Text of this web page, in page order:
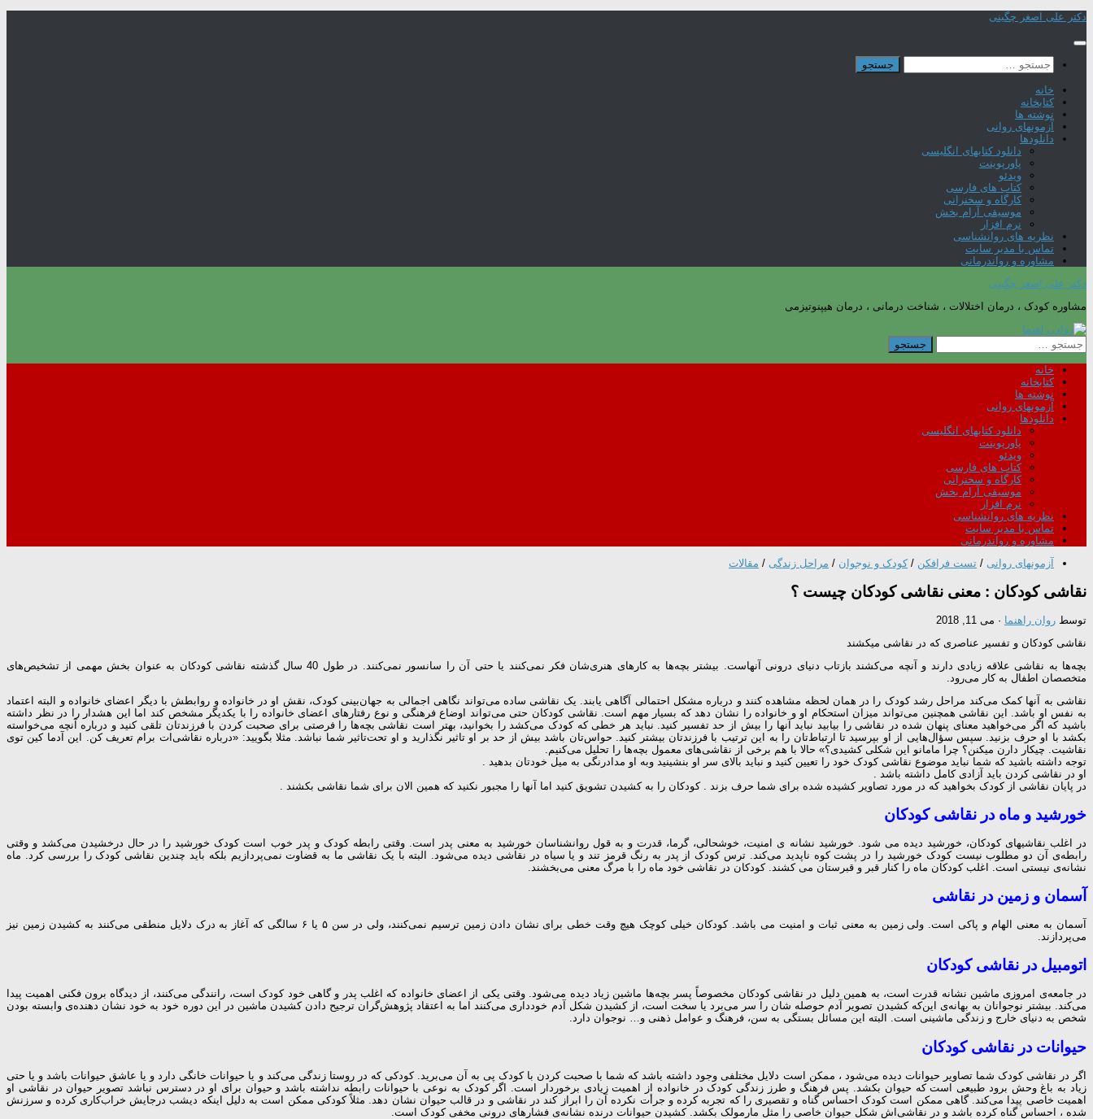
Skip
content
دکتر علی اصغر چگینی
جستجو
برای:
خانه
کتابخانه
نوشته ها
آزمونهای روانی
دانلودها
دانلود کتابهای انگلیسی
پاورپوینت
ویدئو
کتاب های فارسی
کارگاه و سخنرانی
موسیقی آرام بخش
نرم افزار
نظریه های روانشناسی
تماس با مدیر سایت
مشاوره و رواندرمانی
دکتر علی اصغر چگینی
مشاوره کودک ، درمان اختلالات ، شناخت درمانی ، درمان هیپنوتیزمی
جستجو
برای:
خانه
کتابخانه
نوشته ها
آزمونهای روانی
دانلودها
دانلود کتابهای انگلیسی
پاورپوینت
ویدئو
کتاب های فارسی
کارگاه و سخنرانی
موسیقی آرام بخش
نرم افزار
نظریه های روانشناسی
تماس با مدیر سایت
مشاوره و رواندرمانی
آزمونهای روانی / تست فرافکن / کودک و نوجوان / مراحل زندگی / مقالات
نقاشی کودکان : معنی نقاشی کودکان چیست ؟
توسط روان راهنما · می 11, 2018
نقاشی کودکان و تفسیر عناصری که در نقاشی میکشند
بچه‌ها به نقاشی علاقه زیادی دارند و آنچه می‌کشند بازتاب دنیای درونی آنهاست. بیشتر بچه‌ها به کارهای هنری‌شان فکر نمی‌کنند یا حتی آن را سانسور نمی‌کنند. در طول 40 سال گذشته نقاشی کودکان به عنوان بخش مهمی از تشخیص‌های
متخصصان اطفال به کار می‌رود.
نقاشی به آنها کمک می‌کند مراحل رشد کودک را در همان لحظه مشاهده کنند و درباره مشکل احتمالی آگاهی یابند. یک نقاشی ساده می‌تواند نگاهی اجمالی به جهان‌بینی کودک، نقش او در خانواده و روابطش با دیگر اعضای خانواده و البته اعتماد
به نفس او باشد. این نقاشی همچنین می‌تواند میزان استحکام او و خانواده را نشان دهد که بسیار مهم است. نقاشی کودکان حتی می‌تواند اوضاع فرهنگی و نوع رفتارهای اعضای خانواده را با یکدیگر مشخص کند اما این هشدار را در نظر داشته
باشید که اگر می‌خواهید معنای پنهان شده در نقاشی را بیابید نباید آنها را بیش از حد تفسیر کنید. نباید هر خطی که کودک می‌کشد را بخوانید، بهتر است نقاشی بچه‌ها را فرصتی برای صحبت کردن با فرزندتان تلقی کنید و درباره آنچه می‌خواسته
بکشد با او حرف بزنید. سپس سؤال‌هایی از او بپرسید تا ارتباط‌تان را به این ترتیب با فرزندتان بیشتر کنید. حواس‌تان باشد بیش از حد بر او تاثیر نگذارید و او تحت‌تاثیر شما نباشد. مثلا بگویید: «درباره نقاشی‌ات برام تعریف کن. این آدما کین توی
نقاشیت. چیکار دارن میکنن؟ چرا مامانو این شکلی کشیدی؟» حالا با هم برخی از نقاشی‌های معمول بچه‌ها را تحلیل می‌کنیم.
توجه داشته باشید که شما نباید موضوع نقاشی کودک خود را تعیین کنید و نباید بالای سر او بنشینید وبه او مدادرنگی به میل خودتان بدهید .
او در نقاشی کردن باید آزادی کامل داشته باشد .
در پایان نقاشی از کودک بخواهید که در مورد تصاویر کشیده شده برای شما حرف بزند . کودکان را به کشیدن تشویق کنید اما آنها را مجبور نکنید که همین الان برای شما نقاشی بکشند .
خورشید و ماه در نقاشی کودکان
در اغلب نقاشیهای کودکان، خورشید دیده می شود. خورشید نشانه ی امنیت، خوشحالی، گرما، قدرت و به قول روانشناسان خورشید به معنی پدر است. وقتی رابطه کودک و پدر خوب است کودک خورشید را در حال درخشیدن می‌کشد و وقتی
رابطه‌ی آن دو مطلوب نیست کودک خورشید را در پشت کوه ناپدید می‌کند. ترس کودک از پدر به رنگ قرمز تند و یا سیاه در نقاشی دیده می‌شود. البته با یک نقاشی ما به قضاوت نمی‌پردازیم بلکه باید چندین نقاشی کودک را بررسی کرد. ماه
نشانه‌ی نیستی است. اغلب کودکان ماه را کنار قبر و قبرستان می کشند. کودکان در نقاشی خود ماه را با مرگ معنی می‌بخشند.
آسمان و زمین در نقاشی
آسمان به معنی الهام و پاکی است. ولی زمین به معنی ثبات و امنیت می باشد. کودکان خیلی کوچک هیچ وقت خطی برای نشان دادن زمین ترسیم نمی‌کنند، ولی در سن ۵ یا ۶ سالگی که آغاز به درک دلایل منطقی می‌کنند به کشیدن زمین نیز
می‌پردازند.
اتومبیل در نقاشی کودکان
در جامعه‌ی امروزی ماشین نشانه قدرت است، به همین دلیل در نقاشی‌ کودکان مخصوصاً پسر بچه‌ها ماشین زیاد دیده می‌شود. وقتی یکی از اعضای خانواده که اغلب پدر و گاهی خود کودک است، رانندگی می‌کنند، از دیدگاه برون فکنی اهمیت پیدا
می‌کند. بیشتر نوجوانان به بهانه‌ی این‌که کشیدن تصویر آدم حوصله شان را سر می‌برد یا سخت است، از کشیدن شکل آدم خودداری می‌کنند اما به اعتقاد پژوهش‌گران ترجیح دادن کشیدن ماشین در این دوره خود به خود نشان دهنده‌ی وابسته بودن
شخص به دنیای خارج و زندگی ماشینی است. البته این مسائل بستگی به سن، فرهنگ و عوامل ذهنی و… نوجوان دارد.
حیوانات در نقاشی کودکان
اگر در نقاشی کودک شما تصاویر حیوانات دیده می‌شود ، ممکن است دلایل مختلفی وجود داشته باشد که شما با صحبت کردن با کودک پی به آن می‌برید. کودکی که در روستا زندگی می‌کند و یا حیوانات خانگی دارد و یا عاشق حیوانات باشد و یا حتی
زیاد به باغ وحش برود طبیعی است که حیوان بکشد. پس فرهنگ و طرز زندگی کودک در خانواده از اهمیت زیادی برخوردار است. اگر کودک به نوعی با حیوانات رابطه نداشته باشد و حیوان برای او در دسترس نباشد تصویر حیوان در نقاشی او
اهمیت خاصی پیدا می‌کند. گاهی ممکن است کودک احساس گناه و تقصیری را که تجربه کرده و جرأت نکرده آن را ابراز کند در نقاشی و در قالب حیوان نشان دهد. مثلاً کودکی ممکن است به دلیل اینکه دیشب درجایش خراب‌کاری کرده و سرزنش
شده ، احساس گناه کرده باشد و در نقاشی‌اش شکل حیوان خاصی را مثل مارمولک بکشد. کشیدن حیوانات درنده نشانه‌ی فشارهای درونی مخفی کودک است.